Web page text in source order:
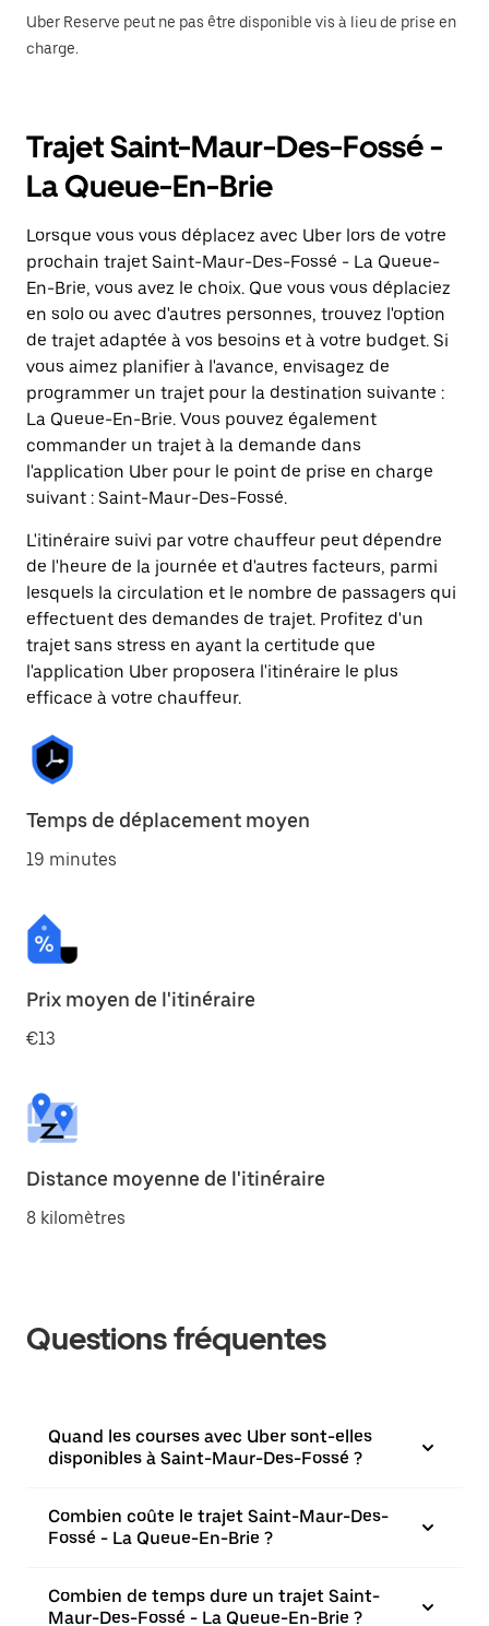
Uber Reserve peut ne pas être disponible vis à lieu de prise en
charge.
Trajet Saint-Maur-Des-Fossé -
La Queue-En-Brie
Lorsque vous vous déplacez avec Uber lors de votre
prochain trajet Saint-Maur-Des-Fossé - La Queue-
En-Brie, vous avez le choix. Que vous vous déplaciez
en solo ou avec d'autres personnes, trouvez l'option
de trajet adaptée à vos besoins et à votre budget. Si
vous aimez planifier à l'avance, envisagez de
programmer un trajet pour la destination suivante :
La Queue-En-Brie. Vous pouvez également
commander un trajet à la demande dans
l'application Uber pour le point de prise en charge
suivant : Saint-Maur-Des-Fossé.
L'itinéraire suivi par votre chauffeur peut dépendre
de l'heure de la journée et d'autres facteurs, parmi
lesquels la circulation et le nombre de passagers qui
effectuent des demandes de trajet. Profitez d'un
trajet sans stress en ayant la certitude que
l'application Uber proposera l'itinéraire le plus
efficace à votre chauffeur.
Temps de déplacement moyen
19 minutes
Prix moyen de l'itinéraire
€13
Distance moyenne de l'itinéraire
8 kilomètres
Questions fréquentes
Quand les courses avec Uber sont-elles
disponibles à Saint-Maur-Des-Fossé ?
Combien coûte le trajet Saint-Maur-Des-
Fossé - La Queue-En-Brie ?
Combien de temps dure un trajet Saint-
Maur-Des-Fossé - La Queue-En-Brie ?